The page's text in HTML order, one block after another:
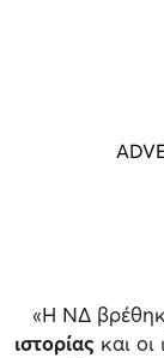
«Η ΝΔ
ιστορίας και